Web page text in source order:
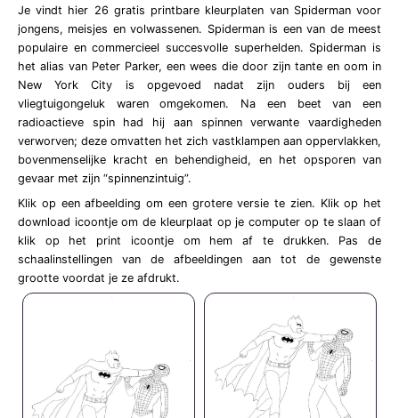
Je vindt hier 26 gratis printbare kleurplaten van Spiderman voor
jongens, meisjes en volwassenen. Spiderman is een van de meest
populaire en commercieel succesvolle superhelden. Spiderman is
het alias van Peter Parker, een wees die door zijn tante en oom in
New York City is opgevoed nadat zijn ouders bij een
vliegtuigongeluk waren omgekomen. Na een beet van een
radioactieve spin had hij aan spinnen verwante vaardigheden
verworven; deze omvatten het zich vastklampen aan oppervlakken,
bovenmenselijke kracht en behendigheid, en het opsporen van
gevaar met zijn “spinnenzintuig”.
Klik op een afbeelding om een grotere versie te zien. Klik op het
download icoontje om de kleurplaat op je computer op te slaan of
klik op het print icoontje om hem af te drukken. Pas de
schaalinstellingen van de afbeeldingen aan tot de gewenste
grootte voordat je ze afdrukt.